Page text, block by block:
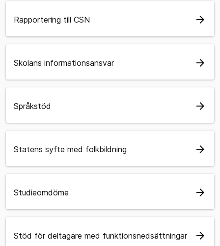
Rapportering till CSN arrow_forward
Skolans informationsansvar arrow_forward
Språkstöd arrow_forward
Statens syfte med folkbildning arrow_forward
Studieomdöme arrow_forward
Stöd för deltagare med funktionsnedsättningar arrow_forward